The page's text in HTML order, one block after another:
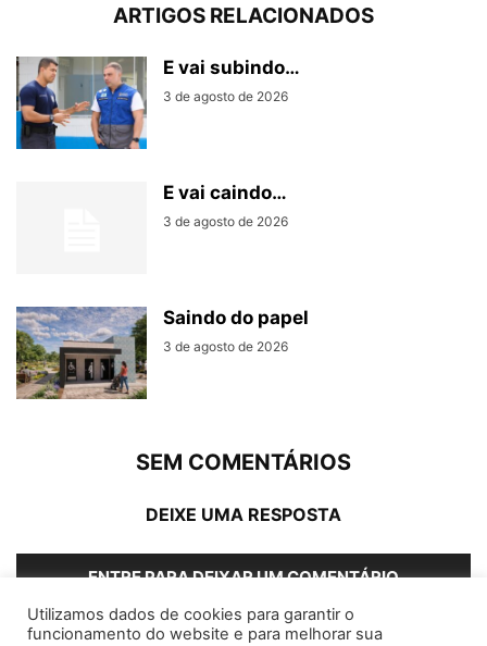
ARTIGOS RELACIONADOS
E vai subindo…
3 de agosto de 2026
E vai caindo…
3 de agosto de 2026
Saindo do papel
3 de agosto de 2026
SEM COMENTÁRIOS
DEIXE UMA RESPOSTA
ENTRE PARA DEIXAR UM COMENTÁRIO
Utilizamos dados de cookies para garantir o
funcionamento do website e para melhorar sua